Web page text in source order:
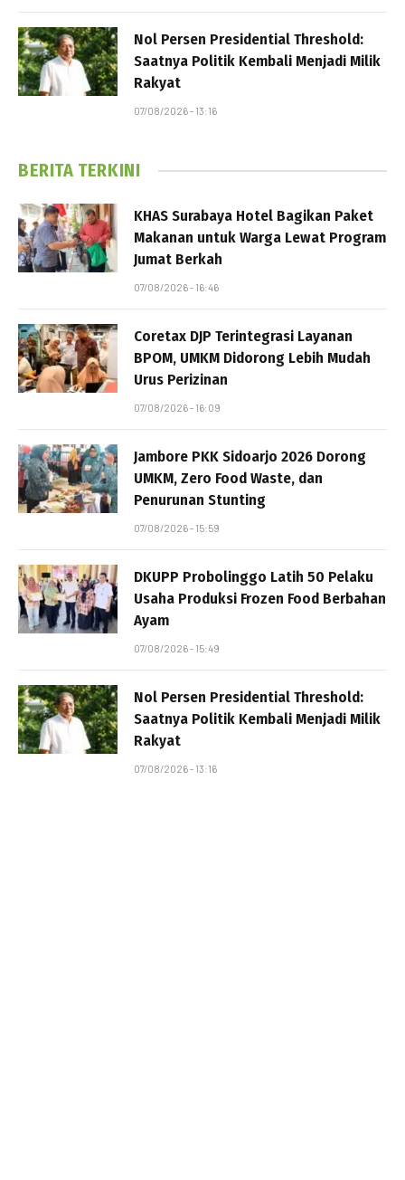
Nol Persen Presidential Threshold:
Saatnya Politik Kembali Menjadi Milik
Rakyat
07/08/2026 - 13:16
BERITA TERKINI
KHAS Surabaya Hotel Bagikan Paket
Makanan untuk Warga Lewat Program
Jumat Berkah
07/08/2026 - 16:46
Coretax DJP Terintegrasi Layanan
BPOM, UMKM Didorong Lebih Mudah
Urus Perizinan
07/08/2026 - 16:09
Jambore PKK Sidoarjo 2026 Dorong
UMKM, Zero Food Waste, dan
Penurunan Stunting
07/08/2026 - 15:59
DKUPP Probolinggo Latih 50 Pelaku
Usaha Produksi Frozen Food Berbahan
Ayam
07/08/2026 - 15:49
Nol Persen Presidential Threshold:
Saatnya Politik Kembali Menjadi Milik
Rakyat
07/08/2026 - 13:16